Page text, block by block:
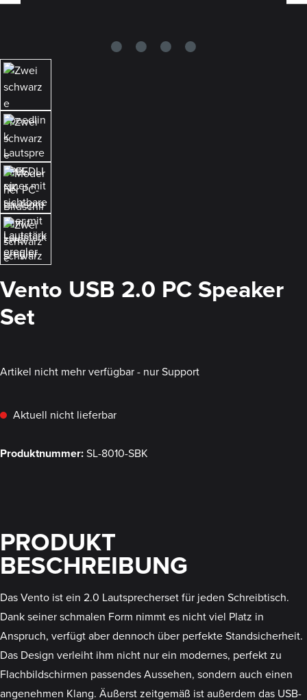
Vento USB 2.0 PC Speaker
Set
Artikel nicht mehr verfügbar - nur Support
Aktuell nicht lieferbar
Produktnummer:SL-8010-SBK
PRODUKT
BESCHREIBUNG
Das Vento ist ein 2.0 Lautsprecherset für jeden Schreibtisch.
Dank seiner schmalen Form nimmt es nicht viel Platz in
Anspruch, verfügt aber dennoch über perfekte Standsicherheit.
Das Design verleiht ihm nicht nur ein modernes, perfekt zu
Flachbildschirmen passendes Aussehen, sondern auch einen
angenehmen Klang. Äußerst zeitgemäß ist außerdem das USB-